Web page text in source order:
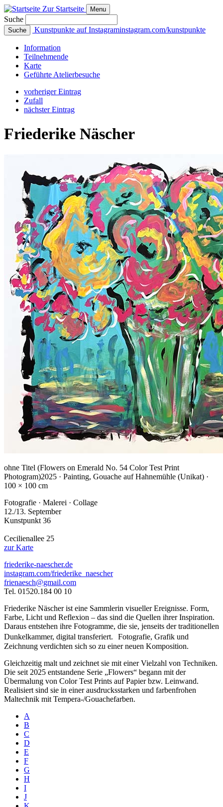
Zur Startseite Menu
Suche
Suche Kunstpunkte auf Instagraminstagram.com/kunstpunkte
Information
Teilnehmende
Karte
Geführte Atelierbesuche
vorheriger Eintrag
Zufall
nächster Eintrag
Friederike Näscher
ohne Titel (Flowers on Emerald No. 54 Color Test Print
Photogram)2025 · Painting, Gouache auf Hahnemühle (Unikat) ·
100 × 100 cm
Fotografie · Malerei · Collage
12./13. September
Kunstpunkt 36
Cecilienallee 25
zur Karte
friederike-naescher.de
instagram.com/friederike_naescher
frienaesch@gmail.com
Tel. 01520.184 00 10
Friederike Näscher ist eine Sammlerin visueller Ereignisse. Form,
Farbe, Licht und Reflexion – das sind die Quellen ihrer Inspiration.
Daraus entstehen ihre Fotogramme, die sie, jenseits der traditionellen
Dunkelkammer, digital transferiert. Fotografie, Grafik und
Zeichnung verdichten sich so zu einer neuen Komposition.
Gleichzeitig malt und zeichnet sie mit einer Vielzahl von Techniken.
Die seit 2025 entstandene Serie „Flowers“ begann mit der
Übermalung von Color Test Prints auf Papier bzw. Leinwand.
Realisiert sind sie in einer ausdrucksstarken und farbenfrohen
Maltechnik mit Tempera-/Gouachefarben.
A
B
C
D
E
F
G
H
I
J